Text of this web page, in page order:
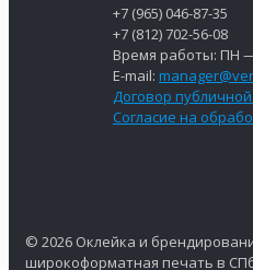
+7 (965) 046-87-35
+7 (812) 702-56-08
Время работы: ПН
E-mail:
Договор
Согласие на
© 2026 Оклейка и
широкоформатная печать в